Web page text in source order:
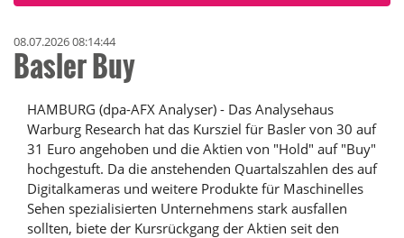
08.07.2026 08:14:44
Basler Buy
HAMBURG (dpa-AFX Analyser) - Das Analysehaus
Warburg Research hat das Kursziel für Basler von 30 auf
31 Euro angehoben und die Aktien von "Hold" auf "Buy"
hochgestuft. Da die anstehenden Quartalszahlen des auf
Digitalkameras und weitere Produkte für Maschinelles
Sehen spezialisierten Unternehmens stark ausfallen
sollten, biete der Kursrückgang der Aktien seit den